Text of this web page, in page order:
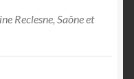
Reclesne, Saône et